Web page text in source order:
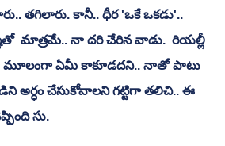
తగిలారు. కానీ.. ధీర 'ఒకే ఒకడు'..
మాత్రమే.. నా దరి చేరిన వాడు.  రియల్లీ
నా మూలంగా ఏమీ కాకూడదని.. నాతో పాటు
అర్ధం చేసుకోవాలని గట్టిగా తలిచి.. ఈ
సు.